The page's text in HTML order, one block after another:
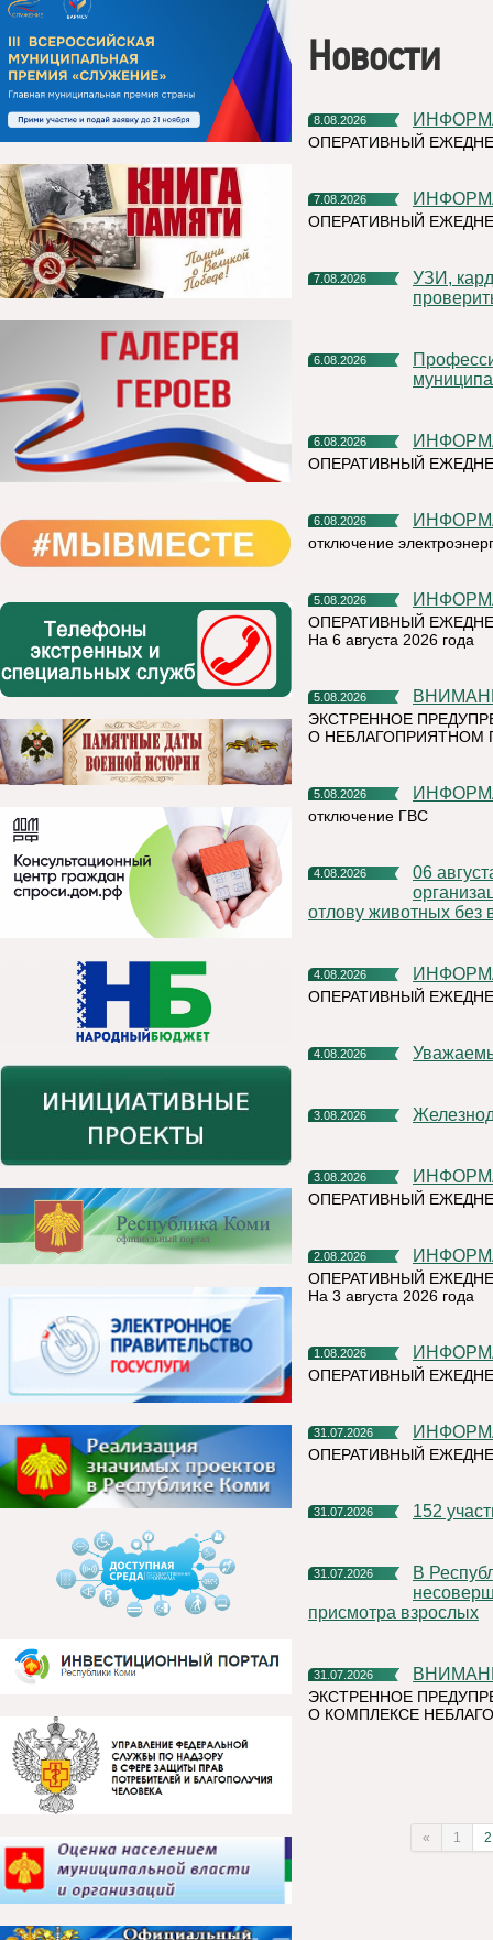
Новости
8.08.2026
ОПЕРАТИВНЫЙ
7.08.2026
ОПЕРАТИВНЫЙ
7.08.2026
УЗИ, кардиочек-ап и флюорограф: что можно успеть
6.08.2026
Профессиональное развитие в цифровом университете
6.08.2026
ОПЕРАТИВНЫЙ
6.08.2026
отключение
5.08.2026
ОПЕРАТИВНЫЙ
На 6 августа 2026 года
5.08.2026
ЭКСТРЕННОЕ
О НЕБЛАГОПРИЯТНОМ
5.08.2026
отключение ГВС
4.08.2026
06 августа 2026 года на территории Княжпогостского района,
отлову животных без
4.08.2026
ОПЕРАТИВНЫЙ
4.08.2026
3.08.2026
3.08.2026
ОПЕРАТИВНЫЙ
2.08.2026
ОПЕРАТИВНЫЙ
На 3 августа 2026 года
1.08.2026
ОПЕРАТИВНЫЙ
31.07.2026
ОПЕРАТИВНЫЙ
31.07.2026 152
31.07.2026
В Республике Коми участились случаи нахождения и купания
присмотра взрослых
31.07.2026
ЭКСТРЕННОЕ
О КОМПЛЕКСЕ
« 1 2